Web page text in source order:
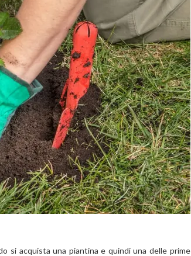
si acquista una piantina e quindi una delle prime